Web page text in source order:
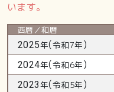
います。
西暦／和暦
2025年(令和7年)
2024年(令和6年)
2023年(令和5年)